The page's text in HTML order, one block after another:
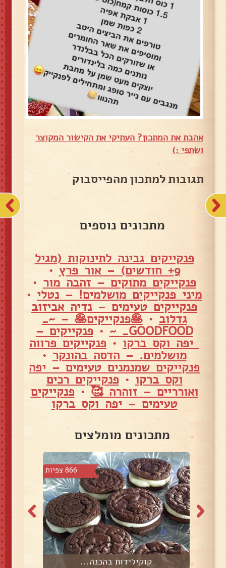
אהבת את המתכון? העתיקי את הקישור המקוצר
ושתפי :)
תגובות למתכון מהפייסבוק
מתכונים נוספים
פנקייקים גבינה לתינוקות (מגיל
9+ חודשים) – אור פרץ •
פנקייקים מתוקים – זהבה מור •
מיני פנקייקים מושלמים! – נטלי •
פנקייקים טעימים – נדיה אביזוב
גדלוב •🥞פנקייקים🥞 – ~_
GOODFOOD_ ~
• פנקייקים –
יפה וקס ברקו • פנקייקים פרווה
מושלמים. – הדסה בהונקר •
פנקייקים שמנמנים טעימים – יפה
וקס ברקו • פנקייקים רכים
ואורריים – זוהרה 🥰 • פנקייקים
טעימים – יפה וקס ברקו
מתכונים מומלצים
866 צפיות
קוקילידות בהכנה...